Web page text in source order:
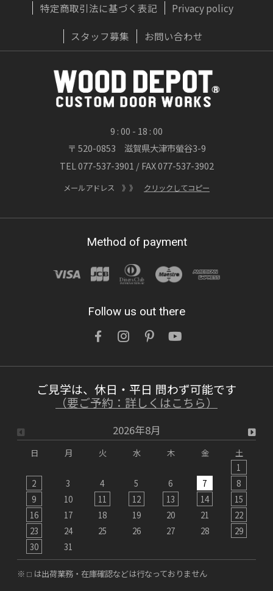
2026/07/22
実はおすすめしない？木製ドアに「無垢材」
が向かないプロの理由
OWNERS BLOG 更新
詳しくはこちら
2026/07/20
渓流が刻んだ時間、職人が刻む時間 ― 木製
玄関ドア「ヘビーヴィンテージフィニッシ
ネットでなんて注文できない」を無くした話
OWNERS BLOG 更新
詳しくはこちら
2026/07/12
【インタビュー動画】理髪店オーナー様に聞
く、木製玄関ドアで「究極のお店改装術！」
OWNERS BLOG 更新
詳しくはこちら
2026/07/10
特定商取引法に基づく表記 Privacy policy
スタッフ募集 お問い合わせ
9 : 00 - 18 : 00
〒 520-0853 滋賀県大津市螢谷3-9
TEL 077-537-3901 / FAX 077-537-3902
メールアドレス 》》 クリックしてコピー
Method of payment
Follow us out there
ご見学は、休日・平日 問わず可能です
（要ご予約：詳しくはこちら）
2026年8月
日 月 火 水 木 金
土
1
2
3 4 5 6 7
8
9
10 11 12 13 14
15
16
17 18 19 20 21
22
23
24 25 26 27 28
29
30
31
※ ⬜︎ は出荷業務・在庫確認などは行なっておりません